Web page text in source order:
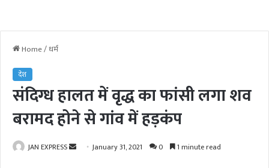
Home/धर्म
देश
संदिग्ध हालत में वृद्ध का फांसी लगा शव
बरामद होने से गांव में हड़कंप
JAN EXPRESS January 31, 2021 0 1 minute read